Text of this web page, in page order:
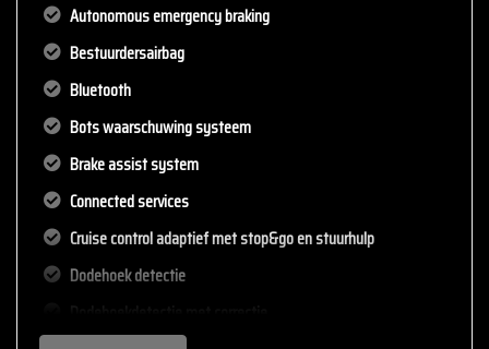
Autonomous emergency braking
Bestuurdersairbag
Bluetooth
Bots waarschuwing systeem
Brake assist system
Connected services
Cruise control adaptief met stop&go en stuurhulp
Dodehoek detectie